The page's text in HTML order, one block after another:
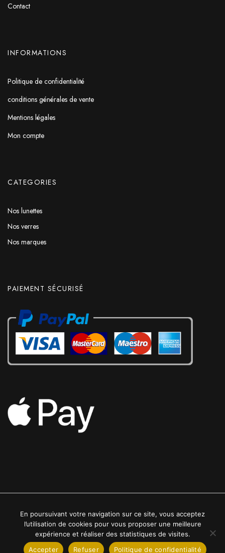
Contact
INFORMATIONS
Politique de confidentialité
conditions générales de vente
Mentions légales
Mon compte
CATEGORIES
Nos lunettes
Nos verres
Nos marques
PAIEMENT SÉCURISÉ
2022 © Luxe24kt | Tous droits réservés
En poursuivant votre navigation sur ce site, vous acceptez
l’utilisation de cookies pour vous proposer une meilleure
expérience et réaliser des statistiques de visites.
Accepter
Refuser Politique de confidentialité